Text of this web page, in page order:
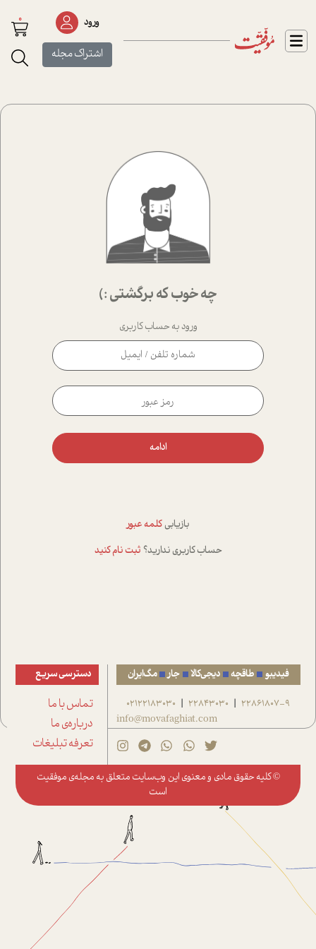
ورود
اشتراک مجله
0
چه خوب که برگشتی :)
ورود به حساب کاربری
ادامه
بازیابی کلمه عبور
حساب کاربری ندارید؟ ثبت نام کنید
فیدیبو طاقچه دیجی‌کالا جار مگ‌ایران
22861807-9
|
22843030
|
02122183030
info@movafaghiat.com
دسترسی سریع
تماس با ما
درباره‌ی ما
تعرفه تبلیغات
© کلیه حقوق مادی و معنوی این وب‌سایت متعلق به مجله‌ی موفقیت
است